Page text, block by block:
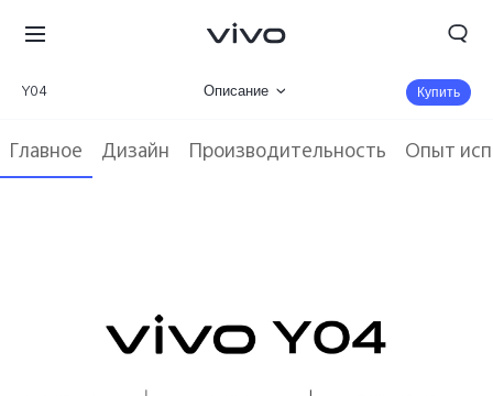
Y04 Описание
Галерея
Купить
Главное Дизайн Производительность Опыт